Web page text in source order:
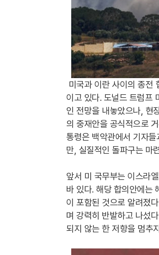
미국과 이란 사이의 종전
이고 있다. 도널드 트럼프
인 전망을 내놓았으나, 현
의 중재안을 공식적으로
통령은 백악관에서 기자
만, 실질적인 돌파구는 마
앞서 미 국무부는 이스라
바 있다. 해당 합의안에는
이 포함된 것으로 알려졌
며 강력히 반발하고 나섰
되지 않는 한 저항을 멈추